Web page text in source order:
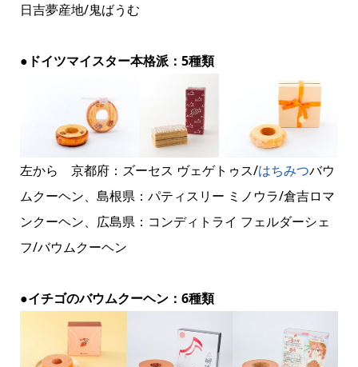
日吉夢産地/鬼ばうむ
●ドイツマイスター本格派：5種類
左から 京都府：ズーセス ヴェゲトゥス/はちみつバウ
ムクーヘン、島根県：パティスリー ミノウラ/倉吉ロマ
ンクーヘン、広島県：コンディトライ フェルダーシェ
フ/バウムクーヘン
●イチゴのバウムクーヘン：6種類